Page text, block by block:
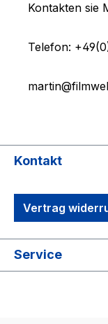
Kontakten sie
Telefon:
Kontakt
Vertrag
Service